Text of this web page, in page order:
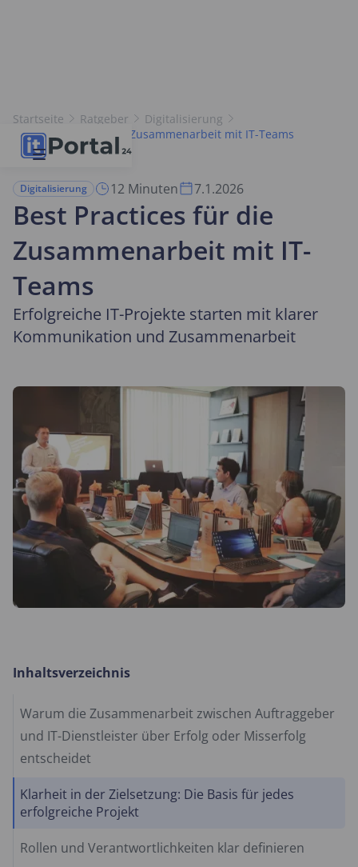
Startseite Ratgeber
Digitalisierung
Best Practices für die Zusammenarbeit mit IT-Teams
Digitalisierung 12 Minuten 7.1.2026
Best Practices für die
Zusammenarbeit mit IT-
Teams
Erfolgreiche IT-Projekte starten mit klarer
Kommunikation und Zusammenarbeit
Inhaltsverzeichnis
Warum die Zusammenarbeit zwischen Auftraggeber
und IT-Dienstleister über Erfolg oder Misserfolg
entscheidet
Klarheit in der Zielsetzung: Die Basis für jedes
erfolgreiche Projekt
Rollen und Verantwortlichkeiten klar definieren